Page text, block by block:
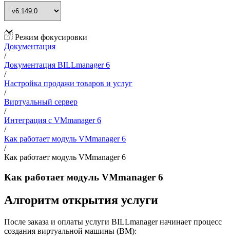
Режим фокусировки
Документация
/
Документация BILLmanager 6
/
Настройка продажи товаров и услуг
/
Виртуальный сервер
/
Интеграция с VMmanager 6
/
Как работает модуль VMmanager 6
/
Как работает модуль VMmanager 6
Как работает модуль VMmanager 6
Алгоритм открытия услуги
После заказа и оплаты услуги BILLmanager начинает процесс
создания виртуальной машины (ВМ):